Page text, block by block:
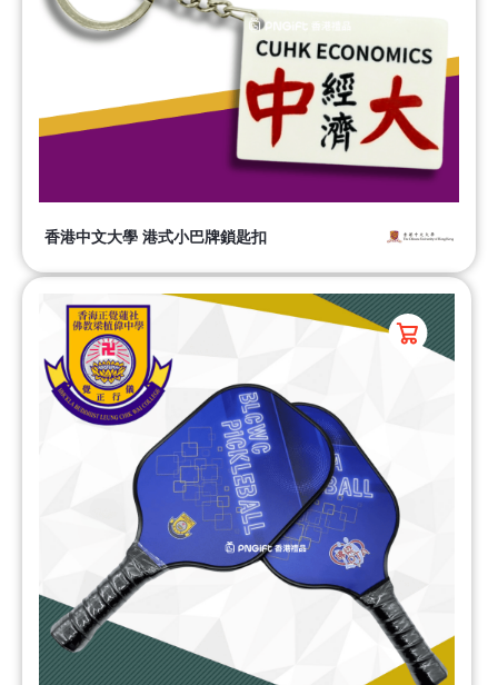
香港中文大學 港式小巴牌鎖匙扣